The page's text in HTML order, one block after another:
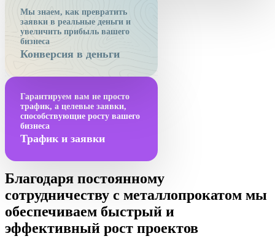
Мы знаем, как превратить
заявки в реальные деньги и
увеличить прибыль вашего
бизнеса
Конверсия в деньги
Гарантируем вам не просто
трафик, а целевые заявки,
способствующие росту вашего
бизнеса
Трафик и заявки
Благодаря постоянному
сотрудничеству с металлопрокатом мы
обеспечиваем быстрый и
эффективный рост проектов